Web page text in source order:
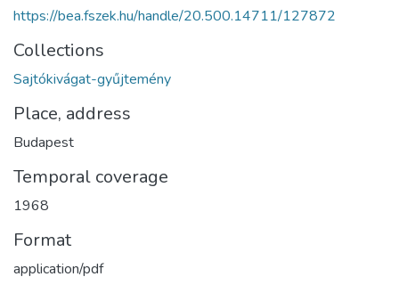
https://bea.fszek.hu/handle/20.500.14711/127872
Collections
Sajtókivágat-gyűjtemény
Place, address
Budapest
Temporal coverage
1968
Format
application/pdf